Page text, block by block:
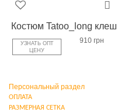
Костюм Tatoo_long клеш
УЗНАТЬ ОПТ
ЦЕНУ
910 грн
Персональный раздел
ОПЛАТА
РАЗМЕРНАЯ СЕТКА